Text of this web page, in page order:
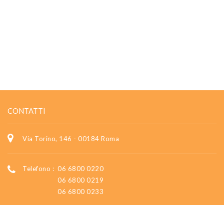
CONTATTI
Via Torino, 146 - 00184 Roma
Telefono : 06 6800 0220
06 6800 0219
06 6800 0233